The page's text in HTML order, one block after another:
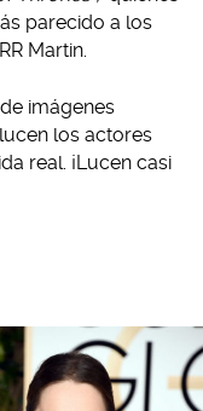
parecido a los
Martin.
imágenes
los actores
real. ¡Lucen casi